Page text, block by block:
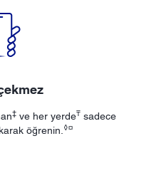
‡ve her yerde₸sadece
öğrenin. ◊¤